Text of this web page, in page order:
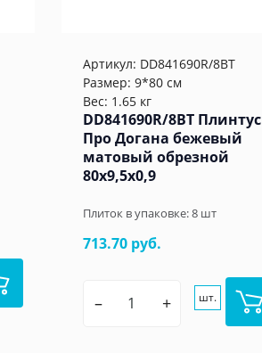
Артикул: DD841690R/8BT
Размер: 9*80 см
Вес: 1.65 кг
DD841690R/8BT Плинтус
Про Догана бежевый
матовый обрезной
80x9,5x0,9
Плиток в упаковке:8 шт
713.70 руб.
– + шт.